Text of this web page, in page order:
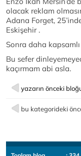
olacak reklam
Adana Forget,
Eskişehir .
Sonra daha
Bu sefer
kaçırmam abi asla.
yazarın önceki
bu kategorideki